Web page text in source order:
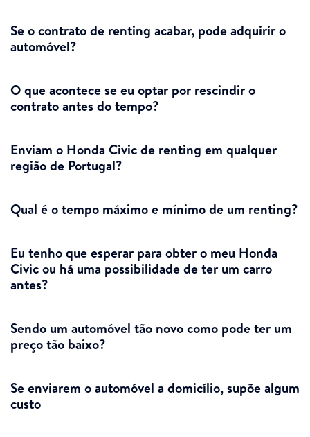
Se o contrato de renting acabar, pode adquirir o
automóvel?
O que acontece se eu optar por rescindir o
contrato antes do tempo?
Enviam o Honda Civic de renting em qualquer
região de Portugal?
Qual é o tempo máximo e mínimo de um renting?
Eu tenho que esperar para obter o meu Honda
Civic ou há uma possibilidade de ter um carro
antes?
Sendo um automóvel tão novo como pode ter um
preço tão baixo?
Se enviarem o automóvel a domicílio, supõe algum
custo